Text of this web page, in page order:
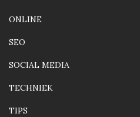
ONLINE
SEO
SOCIAL MEDIA
TECHNIEK
TIPS